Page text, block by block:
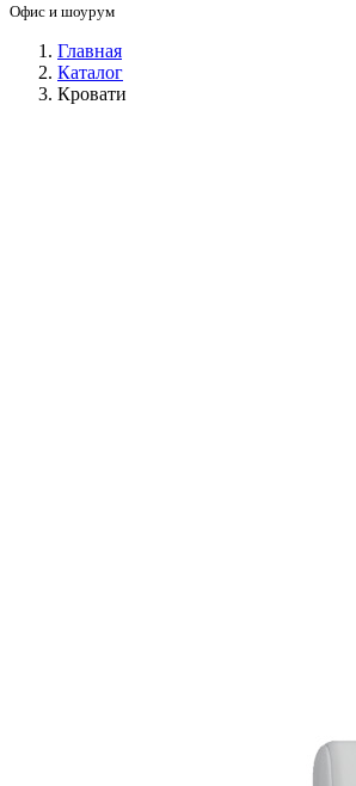
Офис и шоурум
Главная
Каталог
Кровати